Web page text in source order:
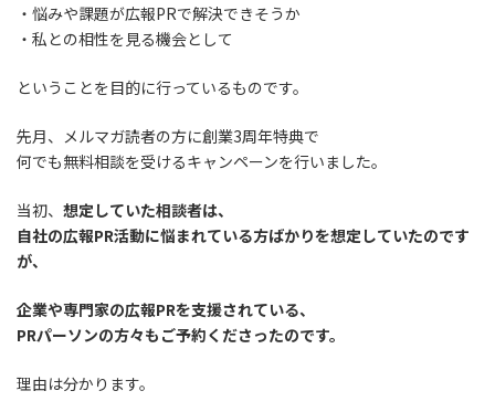
・悩みや課題が広報PRで解決できそうか
・私との相性を見る機会として
ということを目的に行っているものです。
先月、メルマガ読者の方に創業3周年特典で
何でも無料相談を受けるキャンペーンを行いました。
当初、 想定していた相談者は、
自社の広報PR活動に悩まれている方ばかりを想定していたのです
が、
企業や専門家の広報PRを支援されている、
PRパーソンの方々もご予約くださったのです。
理由は分かります。